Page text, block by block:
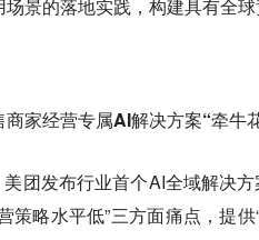
景的落地实践，构建具有全球
家经营专属AI解决方案“牵牛
团发布行业首个AI全域解决
策略水平低”三方面痛点，提